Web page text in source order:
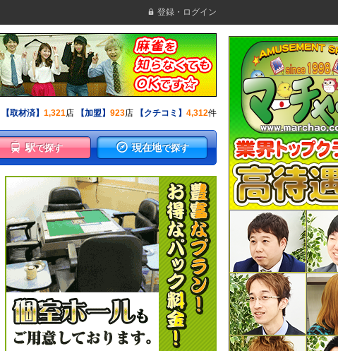
登録・ログイン
【取材済】 1,321店 【加盟】 923店 【クチコミ】 4,312件
駅で探す 現在地で探す